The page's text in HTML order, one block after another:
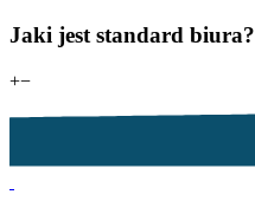
Jaki jest standard biura?
+−